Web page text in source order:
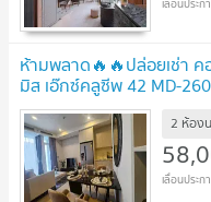
ห้ามพลาด🔥🔥ปล่อยเช่า ค
มิส เอ๊กซ์คลูซีพ 42 MD-
2 ห้อง